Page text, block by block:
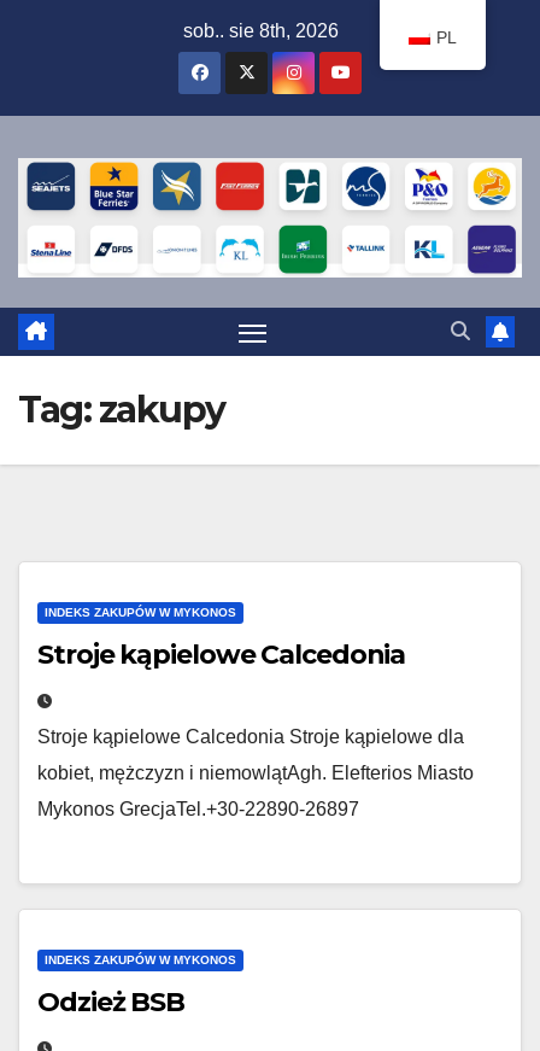
sob.. sie 8th, 2026
Tag:zakupy
INDEKS ZAKUPÓW W MYKONOS
Stroje kąpielowe Calcedonia
Stroje kąpielowe Calcedonia Stroje kąpielowe dla
kobiet, mężczyzn i niemowlątAgh. Elefterios Miasto
Mykonos GrecjaTel.+30-22890-26897
INDEKS ZAKUPÓW W MYKONOS
Odzież BSB
PL